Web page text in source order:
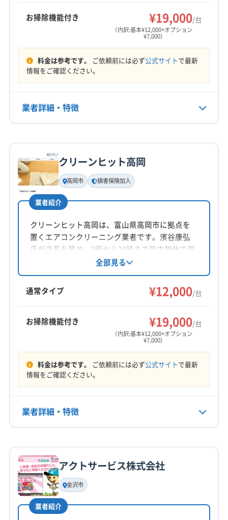
(石川県) 河北郡津幡町
(石川県) 河北郡内灘町
(石川県) 小松市 (石川県) 野々市市
定休日
不定休
076-456-6302
お掃除機能付き ¥19,000/台
（内訳:基本¥12,000+オプション
¥7,000）
料金は参考です。 ご依頼前には必ず公式サイトで最新
情報をご確認ください。
業者詳細・特徴
基本情報
代表者名
土山裕史
所在地
富山県高岡市福岡町赤丸798-35
対応地域
高岡市 黒部市
砺波市
南砺市 氷見市 富山市
下新川郡朝日町
下新川郡入善町
中新川郡上市町
(岐阜県) 飛騨市
(石川県) 羽咋郡志賀町
(石川県) 羽咋市
(石川県) 河北郡内灘町
(石川県) 金沢市
(石川県) 鹿島郡中能登町
(石川県) 七尾市
(石川県) 小松市
(石川県) 能美郡川北町
定休日
年中無休
0766-73-2113
クリーンヒット高岡
高岡市 損害保険加入
業者紹介
クリーンヒット高岡は、富山県高岡市に拠点を
置くエアコンクリーニング業者です。濱谷康弘
氏が店長を務め、9時から18時まで年中無休で営
業。高岡市を中心に射水市など幅広いエリアに
対応しています。損害保険加入済み。基本料金
12,000円からで、複数台割引や消臭抗菌コート等
のオプションも用意されています。丁寧な作業
全部見る
通常タイプ ¥12,000/台
お掃除機能付き ¥19,000/台
（内訳:基本¥12,000+オプション
¥7,000）
料金は参考です。 ご依頼前には必ず公式サイトで最新
情報をご確認ください。
業者詳細・特徴
基本情報
代表者名
濱谷康弘
所在地
アクトサービス株式会社
金沢市
業者紹介